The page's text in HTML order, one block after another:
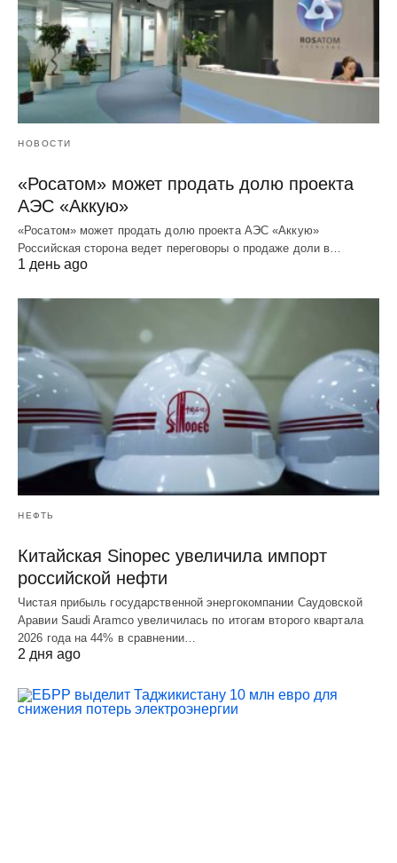
НОВОСТИ
«Росатом» может продать долю проекта
АЭС «Аккую»
«Росатом» может продать долю проекта АЭС «Аккую»
Российская сторона ведет переговоры о продаже доли в…
1 день ago
НЕФТЬ
Китайская Sinopec увеличила импорт
российской нефти
Чистая прибыль государственной энергокомпании Саудовской
Аравии Saudi Aramco увеличилась по итогам второго квартала
2026 года на 44% в сравнении…
2 дня ago